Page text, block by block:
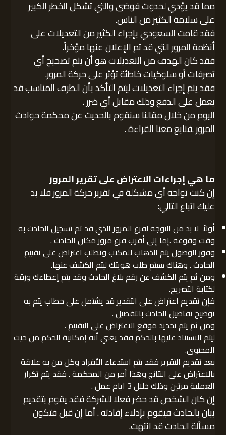
مما قد يؤدي لحدوث فوضى والتي تشكل الخطر الكبير
على سلامة الكثير من الناس.
فقد قامت السعودي بإجراء الكثير من التعديلات على
أنظمة المرور التي قد تم الإعلان عنها مؤخراً.
فقد كان الهدف من التعديلات هو أن يتم تصحيح أي
تصرفات أو سلوكيات خاطئة تؤثر على حركة المرور.
فقد يتم إجراء التعديلات ليتم التأكد بأن الطرف المناسب قد
يعمل على الدفع وذلك مقابل أي ضرر .
اليوم من خلال مقالنا سنقوم بالحديث عن محكمة حوادث
المرور .فتابع معنا القراءة .
ما هي إجراءات الاعتراض على تقرير المرور
إن كنت تواجه أي مشكلة في تقرير حركة المرور فلا بد
عليك اتباع التالي:
أولاً لا بد من التوجه لفرع المرور الذي قد تم تسجيل الحادث به
وقت وقوعه .إما إلى أقرب فرع مرور مكان الحادث .
وفور الوصول يتم الذهاب للمكتب وتطلب اعتراض على تقييم
الحادث . وهناك سيتم طلب هويتك ليتم الكشف عنها.
ومن ثم يتم الكشف عن رقم بلاغ الحادث وقد يتم إعطاءك ورقة
لكتابة التصريح.
فإن تقديم اعتراض على التقدير قد يشتمل على خطاب يتم به
توضيح تفاصيل الحادث بالتفصيل .
ومن ثم يتم تحديد موقع الاعتراض على التقييم .
ليتم الاستناد عليها بالحكم فقد يعني أنه إمكانية الحكم من حيث
المحتوى.
بعد تقديم التقرير فقد يتم استدعاء الأفراد وكل من به علاقة
بالاعتراض على النتائج وهذا أمر من المحكمة . فقد يتم تكرار
العملية مرتين وذلك خلال 3 ايام عمل .
إن كان الشخص قد حضر فعلا للشركة فقد يقوم بتقديم
بيان بالحادث فيقوم بإدلاء إفادته . أما إن قبل فتكون
مسألة الحادث قد انتهت.